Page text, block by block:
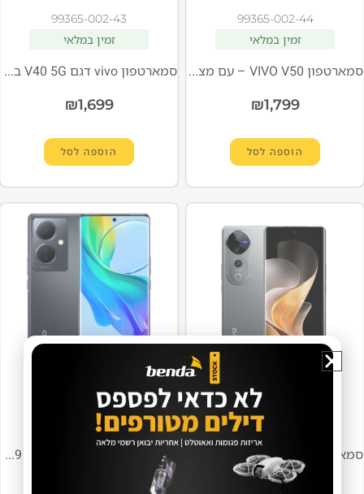
99365-002-44
זמין במלאי
סמארטפון VIVO V50 – עם מצלמות ZEISS ותצוגת Quad-Curved
₪1,799
הוספה לסל
99365-002-43
זמין במלאי
סמארטפון vivo דגם V40 5G בצבע סגול
₪1,699
הוספה לסל
99365-002-42
זמין במלאי
1,699
99365-002-41
זמין במלאי
סמארטפון vivo דגם V29 Lite 5G בצבע שחור בוהק